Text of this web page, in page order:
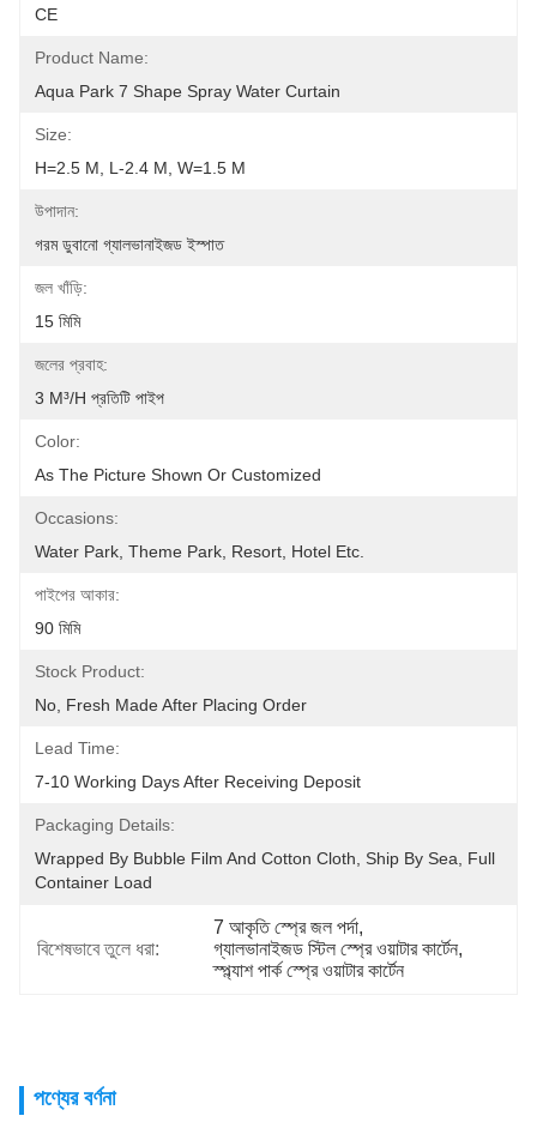
CE
Product Name:
Aqua Park 7 Shape Spray Water Curtain
Size:
H=2.5 M, L-2.4 M, W=1.5 M
উপাদান:
গরম ডুবানো গ্যালভানাইজড ইস্পাত
জল খাঁড়ি:
15 মিমি
জলের প্রবাহ:
3 M³/h প্রতিটি পাইপ
Color:
As The Picture Shown Or Customized
Occasions:
Water Park, Theme Park, Resort, Hotel Etc.
পাইপের আকার:
90 মিমি
Stock Product:
No, Fresh Made After Placing Order
Lead Time:
7-10 Working Days After Receiving Deposit
Packaging Details:
Wrapped By Bubble Film And Cotton Cloth, Ship By Sea, Full
Container Load
বিশেষভাবে তুলে ধরা:
7 আকৃতি স্প্রে জল পর্দা,
গ্যালভানাইজড স্টিল স্প্রে ওয়াটার কার্টেন,
স্প্ল্যাশ পার্ক স্প্রে ওয়াটার কার্টেন
পণ্যের বর্ণনা